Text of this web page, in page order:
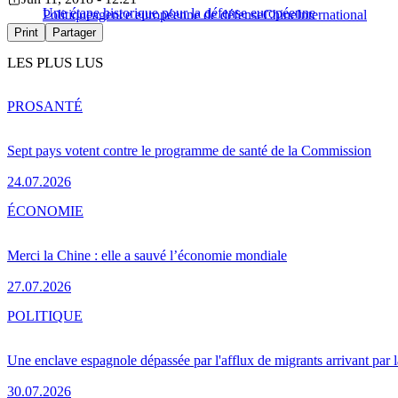
Une étape historique pour la défense européenne
Politiqueagence européenne de défenseChineInternational
Print Partager
LES PLUS LUS
Sept pays votent contre le programme de santé de la Commission
24.07.2026
PROSANTÉ
Merci la Chine : elle a sauvé l’économie mondiale
27.07.2026
ÉCONOMIE
Une enclave espagnole dépassée par l'afflux de migrants arrivant par
30.07.2026
POLITIQUE